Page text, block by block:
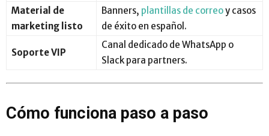
Material de
marketing listo
Banners, plantillas de correoy casos
de éxito en español.
Soporte VIP
Canal dedicado de WhatsApp o
Slack para partners.
Cómo funciona paso a paso